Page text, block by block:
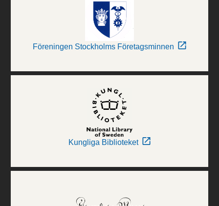
Föreningen Stockholms Företagsminnen
Kungliga Biblioteket